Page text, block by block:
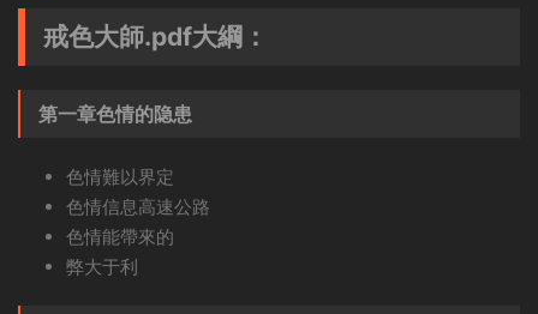
戒色大師.pdf大綱：
第一章色情的隐患
色情難以界定
色情信息高速公路
色情能帶來的
弊大于利